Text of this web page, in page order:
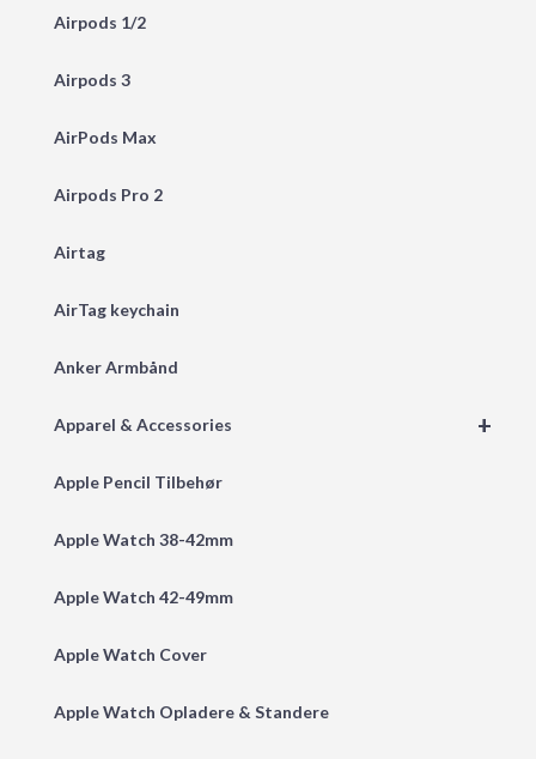
Airpods 1/2
Airpods 3
AirPods Max
Airpods Pro 2
Airtag
AirTag keychain
Anker Armbånd
+
Apparel & Accessories
Apple Pencil Tilbehør
Apple Watch 38-42mm
Apple Watch 42-49mm
Apple Watch Cover
Apple Watch Opladere & Standere